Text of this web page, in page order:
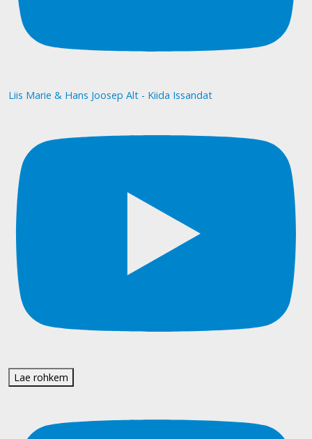
Liis Marie & Hans Joosep Alt - Kiida Issandat
Lae rohkem